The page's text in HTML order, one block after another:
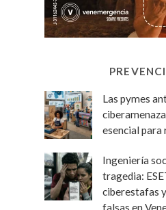
Las pymes
esencial para
Ingeniería
tragedia:
ciberestafas
falsas en